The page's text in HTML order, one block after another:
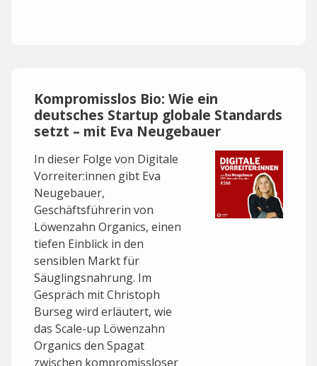
Kompromisslos Bio: Wie ein
deutsches Startup globale Standards
setzt – mit Eva Neugebauer
In dieser Folge von Digitale
Vorreiter:innen gibt Eva
Neugebauer,
Geschäftsführerin von
Löwenzahn Organics, einen
tiefen Einblick in den
sensiblen Markt für
Säuglingsnahrung. Im
Gespräch mit Christoph
Burseg wird erläutert, wie
das Scale-up Löwenzahn
Organics den Spagat
zwischen kompromissloser